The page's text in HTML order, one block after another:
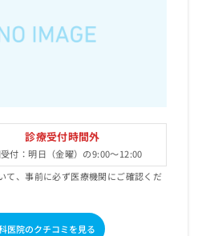
診療受付時間外
付：明日（金曜）の9:00～12:00
て、事前に必ず医療機関にご確認くだ
医院のクチコミを見る